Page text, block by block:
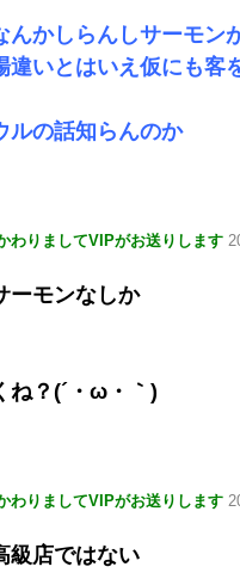
んかしらんしサーモン
違いとはいえ仮にも客
ルの話知らんのか
わりましてVIPがお送りします
ーモンなしか
ね？(´・ω・｀)
わりましてVIPがお送りします
級店ではない